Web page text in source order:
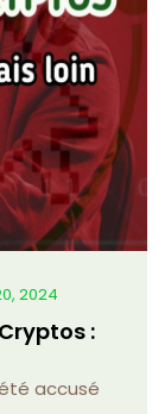
2024
:
accusé